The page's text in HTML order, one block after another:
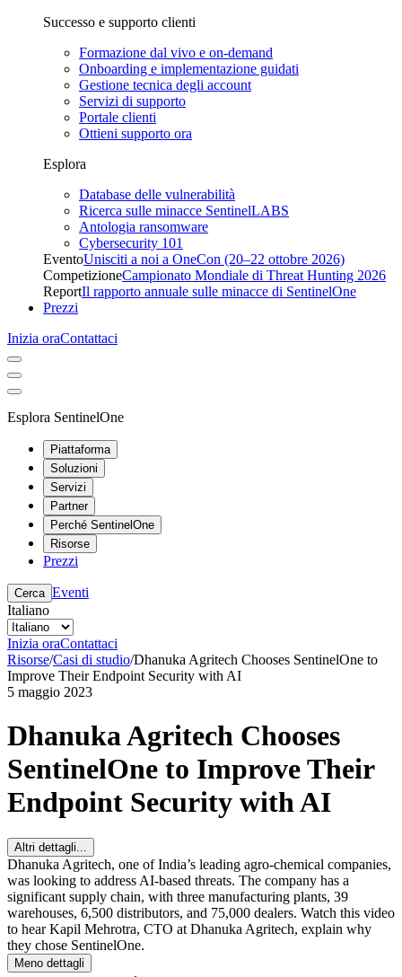
Successo e supporto clienti
Formazione dal vivo e on-demand
Onboarding e implementazione guidati
Gestione tecnica degli account
Servizi di supporto
Portale clienti
Ottieni supporto ora
Esplora
Database delle vulnerabilità
Ricerca sulle minacce SentinelLABS
Antologia ransomware
Cybersecurity 101
EventoUnisciti a noi a OneCon (20–22 ottobre 2026)
CompetizioneCampionato Mondiale di Threat Hunting 2026
ReportIl rapporto annuale sulle minacce di SentinelOne
Prezzi
Inizia oraContattaci
Esplora SentinelOne
Piattaforma
Soluzioni
Servizi
Partner
Perché SentinelOne
Risorse
Prezzi
Cerca Eventi
Italiano
Inizia oraContattaci
Risorse/Casi di studio/Dhanuka Agritech Chooses SentinelOne to
Improve Their Endpoint Security with AI
5 maggio 2023
Dhanuka Agritech Chooses
SentinelOne to Improve Their
Endpoint Security with AI
Altri dettagli...
Dhanuka Agritech, one of India’s leading agro-chemical companies,
was looking to address AI-based threats. The company has a
significant supply chain, with three manufacturing plants, 39
warehouses, 6,500 distributors, and 75,000 dealers. Watch this video
to hear Kapil Mehrotra, CTO at Dhanuka Agritech, explain why
they chose SentinelOne.
Meno dettagli